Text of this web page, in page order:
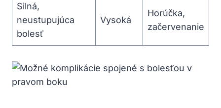
Silná,
neustupujúca
bolesť
Vysoká
Horúčka,
začervenanie